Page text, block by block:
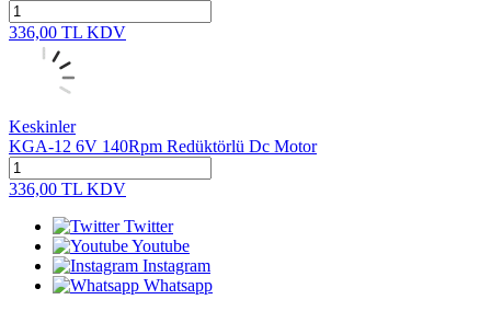
336,00 TL KDV
Keskinler
KGA-12 6V 140Rpm Redüktörlü Dc Motor
336,00 TL KDV
Twitter
Youtube
Instagram
Whatsapp